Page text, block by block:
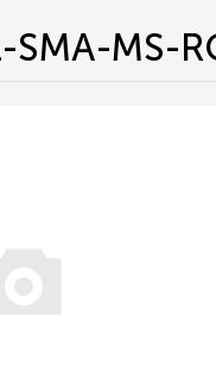
SMA-MS-